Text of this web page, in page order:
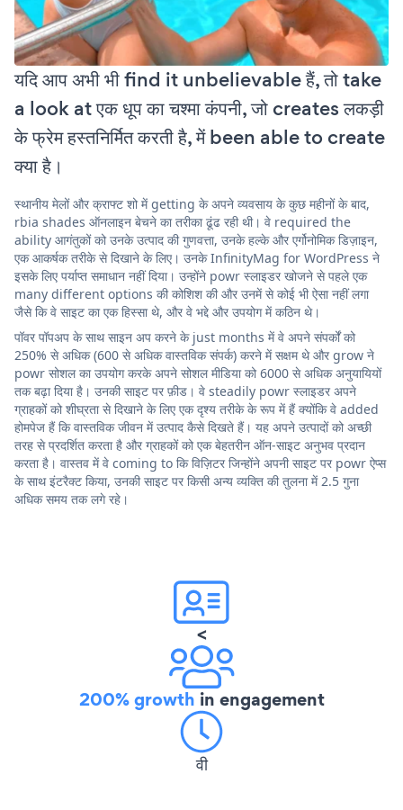
यदि आप अभी भी find it unbelievable हैं, तो take
a look at एक धूप का चश्मा कंपनी, जो creates लकड़ी
के फ्रेम हस्तनिर्मित करती है, में been able to create
क्या है।
स्थानीय मेलों और क्राफ्ट शो में getting के अपने व्यवसाय के कुछ महीनों के बाद,
rbia shades ऑनलाइन बेचने का तरीका ढूंढ रही थी। वे required the
ability आगंतुकों को उनके उत्पाद की गुणवत्ता, उनके हल्के और एर्गोनोमिक डिज़ाइन,
एक आकर्षक तरीके से दिखाने के लिए। उनके InfinityMag for WordPress ने
इसके लिए पर्याप्त समाधान नहीं दिया। उन्होंने powr स्लाइडर खोजने से पहले एक
many different options की कोशिश की और उनमें से कोई भी ऐसा नहीं लगा
जैसे कि वे साइट का एक हिस्सा थे, और वे भद्दे और उपयोग में कठिन थे।
पॉवर पॉपअप के साथ साइन अप करने के just months में वे अपने संपर्कों को
250% से अधिक (600 से अधिक वास्तविक संपर्क) करने में सक्षम थे और grow ने
powr सोशल का उपयोग करके अपने सोशल मीडिया को 6000 से अधिक अनुयायियों
तक बढ़ा दिया है। उनकी साइट पर फ़ीड। वे steadily powr स्लाइडर अपने
ग्राहकों को शीघ्रता से दिखाने के लिए एक दृश्य तरीके के रूप में हैं क्योंकि वे added
होमपेज हैं कि वास्तविक जीवन में उत्पाद कैसे दिखते हैं। यह अपने उत्पादों को अच्छी
तरह से प्रदर्शित करता है और ग्राहकों को एक बेहतरीन ऑन-साइट अनुभव प्रदान
करता है। वास्तव में वे coming to कि विज़िटर जिन्होंने अपनी साइट पर powr ऐप्स
के साथ इंटरैक्ट किया, उनकी साइट पर किसी अन्य व्यक्ति की तुलना में 2.5 गुना
अधिक समय तक लगे रहे।
<
200% growth in engagement
वी